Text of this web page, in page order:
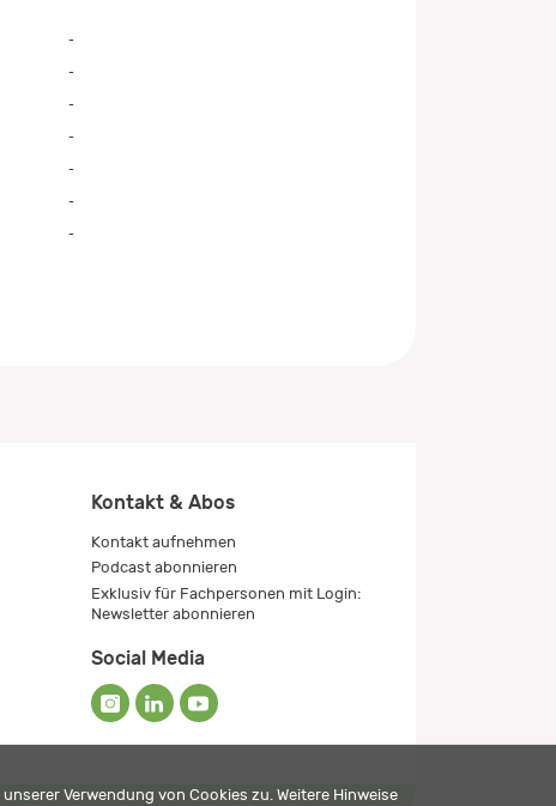
-
-
-
-
-
-
-
Kontakt & Abos
Kontakt aufnehmen
Podcast abonnieren
Exklusiv für Fachpersonen mit Login:
Newsletter abonnieren
Social Media
Verwendung von Cookies zu. Weitere Hinweise